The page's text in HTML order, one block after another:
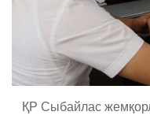
ҚР Сыбайлас